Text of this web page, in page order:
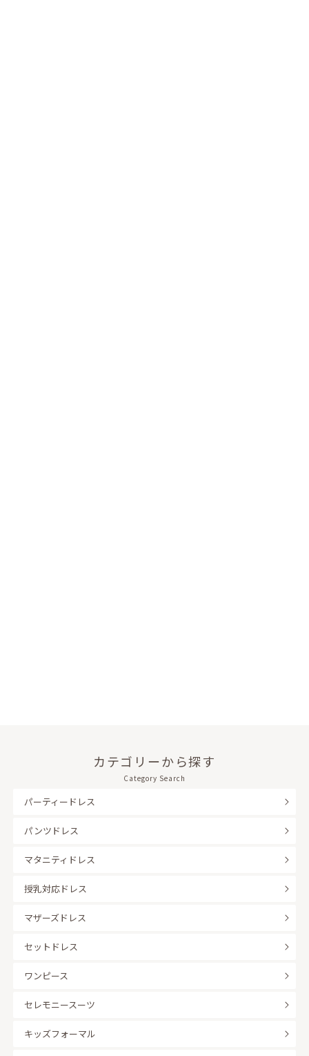
カテゴリーから探す
Category Search
パーティードレス
パンツドレス
マタニティドレス
授乳対応ドレス
マザーズドレス
セットドレス
ワンピース
セレモニースーツ
キッズフォーマル